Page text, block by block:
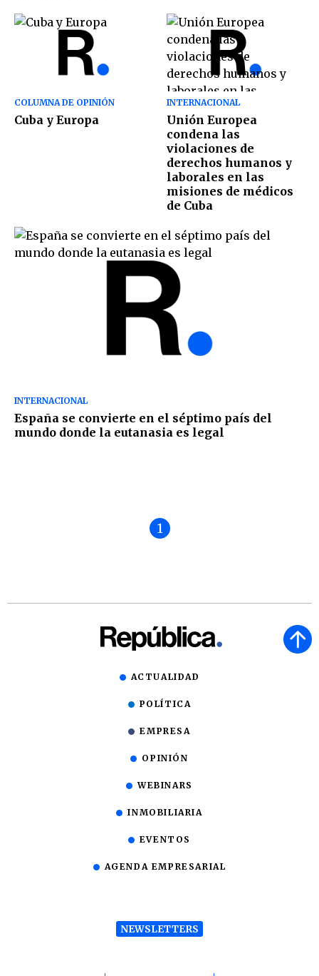
COLUMNA DE OPINIÓN
Cuba y Europa
INTERNACIONAL
Unión Europea
condena las
violaciones de
derechos humanos y
laborales en las
misiones de médicos
de Cuba
INTERNACIONAL
España se convierte en el séptimo país del
mundo donde la eutanasia es legal
1
ACTUALIDAD
POLÍTICA
EMPRESA
OPINIÓN
WEBINARS
INMOBILIARIA
EVENTOS
AGENDA EMPRESARIAL
NEWSLETTERS